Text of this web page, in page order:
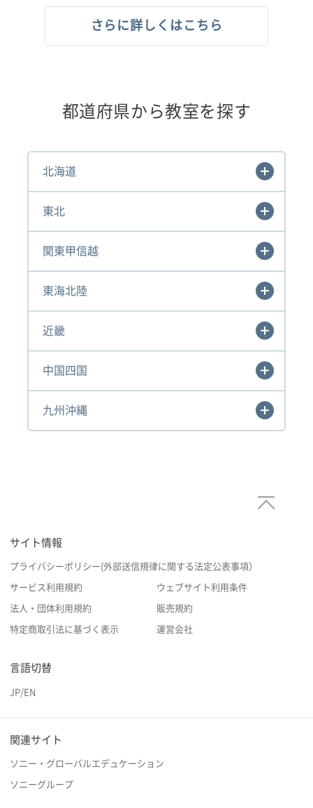
さらに詳しくはこちら
都道府県から教室を探す
北海道
東北
関東甲信越
東海北陸
近畿
中国四国
九州沖縄
サイト情報
プライバシーポリシー(外部送信規律に関する法定公表事項）
サービス利用規約 ウェブサイト利用条件
法人・団体利用規約 販売規約
特定商取引法に基づく表示 運営会社
言語切替
JP/EN
関連サイト
ソニー・グローバルエデュケーション
ソニーグループ